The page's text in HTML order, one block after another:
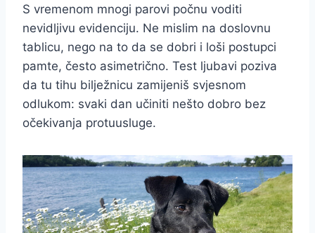
S vremenom mnogi parovi počnu voditi
nevidljivu evidenciju. Ne mislim na doslovnu
tablicu, nego na to da se dobri i loši postupci
pamte, često asimetrično. Test ljubavi poziva
da tu tihu bilježnicu zamijeniš svjesnom
odlukom: svaki dan učiniti nešto dobro bez
očekivanja protuusluge.